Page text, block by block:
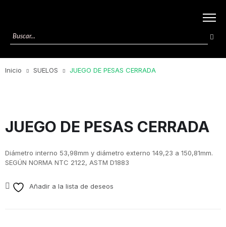
Inicio SUELOS JUEGO DE PESAS CERRADA
JUEGO DE PESAS CERRADA
Diámetro interno 53,98mm y diámetro externo 149,23 a 150,81mm.
SEGÚN NORMA NTC 2122, ASTM D1883
Añadir a la lista de deseos